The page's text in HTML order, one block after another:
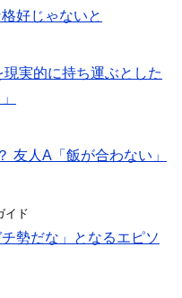
好じゃないと
現実的に持ち運ぶとした
友人A「飯が合わない」
イド
勢だな」となるエピソ